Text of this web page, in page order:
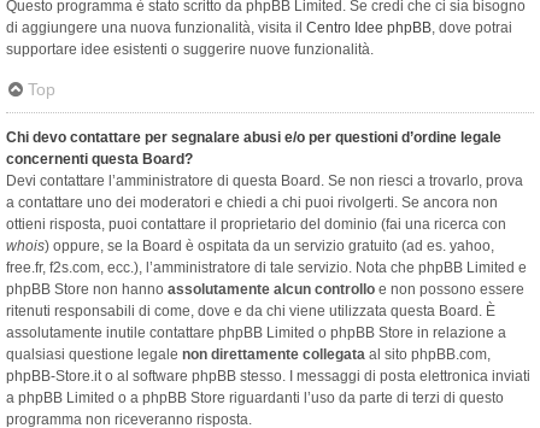
Questo programma è stato scritto da phpBB Limited. Se credi che ci sia bisogno
di aggiungere una nuova funzionalità, visita il Centro Idee phpBB, dove potrai
supportare idee esistenti o suggerire nuove funzionalità.
Top
Chi devo contattare per segnalare abusi e/o per questioni d’ordine legale
concernenti questa Board?
Devi contattare l’amministratore di questa Board. Se non riesci a trovarlo, prova
a contattare uno dei moderatori e chiedi a chi puoi rivolgerti. Se ancora non
ottieni risposta, puoi contattare il proprietario del dominio (fai una ricerca con
whois) oppure, se la Board è ospitata da un servizio gratuito (ad es. yahoo,
free.fr, f2s.com, ecc.), l’amministratore di tale servizio. Nota che phpBB Limited e
phpBB Store non hanno assolutamente alcun controllo e non possono essere
ritenuti responsabili di come, dove e da chi viene utilizzata questa Board. È
assolutamente inutile contattare phpBB Limited o phpBB Store in relazione a
qualsiasi questione legale non direttamente collegata al sito phpBB.com,
phpBB-Store.it o al software phpBB stesso. I messaggi di posta elettronica inviati
a phpBB Limited o a phpBB Store riguardanti l’uso da parte di terzi di questo
programma non riceveranno risposta.